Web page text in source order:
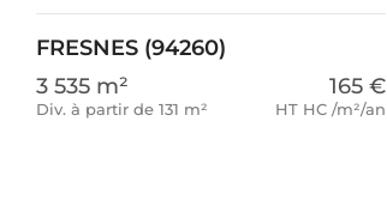
FRESNES (94260)
3 535 m²
Div. à partir de 131 m²
165 €
HT HC /m²/an